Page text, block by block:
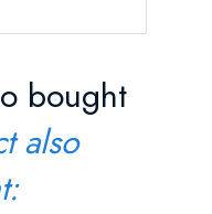
bought
also